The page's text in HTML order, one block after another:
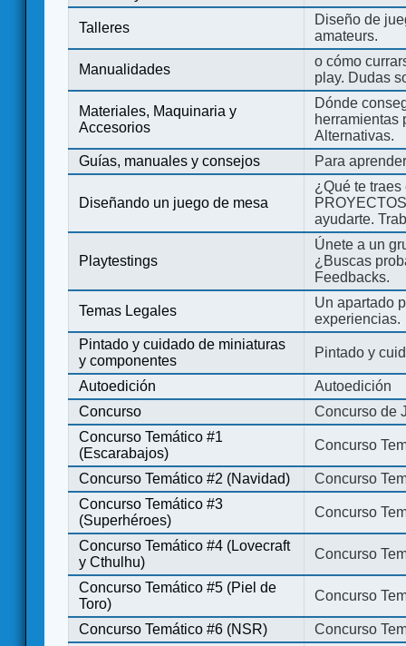
Talleres
Diseño de
amateurs.
Manualidades
o cómo
play. Dudas
Materiales, Maquinaria y
Accesorios
Dónde
herramientas
Alternativas.
Guías, manuales y consejos
Para
Diseñando un juego de mesa
¿Qué te
ayudarte.
Playtestings
Únete a un
¿Buscas
Feedbacks.
Temas Legales
Un apartado
experiencias.
Pintado y cuidado de miniaturas
y componentes
Pintado y
Autoedición
Autoedición
Concurso
Concurso de
Concurso Temático #1
(Escarabajos)
Concurso
Concurso Temático #2 (Navidad)
Concurso
Concurso Temático #3
(Superhéroes)
Concurso
Concurso Temático #4 (Lovecraft
y Cthulhu)
Concurso
Concurso Temático #5 (Piel de
Toro)
Concurso
Concurso Temático #6 (NSR) Concurso